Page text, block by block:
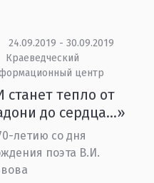
24.09.2019 - 30.09.2019
Краеведческий
центр
станет тепло от
до сердца...»
летию со дня
поэта В.И.